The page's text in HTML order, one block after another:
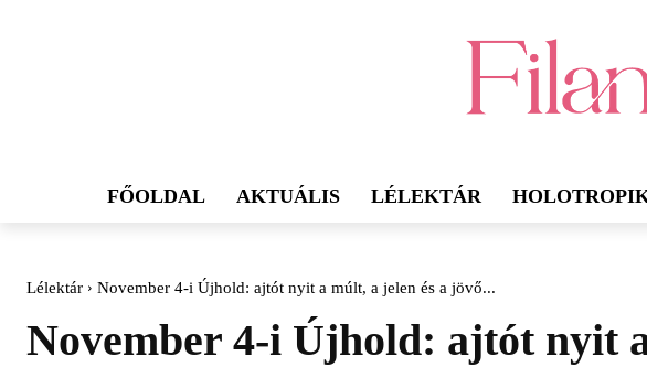
FŐOLDAL AKTUÁLIS LÉLEKTÁR
Lélektár November 4-i Újhold: ajtót nyit a múlt, a jelen és a jövő...
November 4-i Újhold: ajtót nyit